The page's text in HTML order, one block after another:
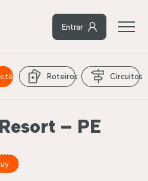
Entrar
Roteiros Circuitos
– PE